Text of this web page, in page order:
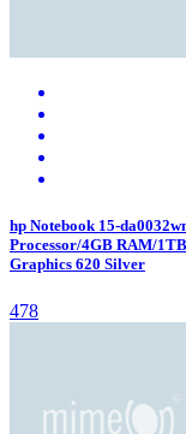
hp Notebook 15-
Processor/4GB RAM/
Graphics 620 Silver
478